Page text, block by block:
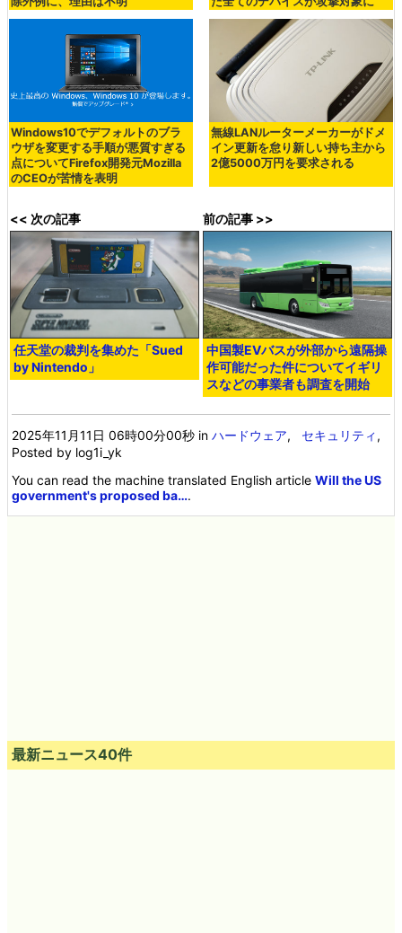
Windows10でデフォルトのブラ
ウザを変更する手順が悪質すぎる
点についてFirefox開発元Mozilla
のCEOが苦情を表明
無線LANルーターメーカーがドメ
イン更新を怠り新しい持ち主から
2億5000万円を要求される
<< 次の記事
任天堂の裁判を集めた「Sued
by Nintendo」
前の記事 >>
中国製EVバスが外部から遠隔操
作可能だった件についてイギリ
スなどの事業者も調査を開始
2025年11月11日 06時00分00秒 inハードウェア, セキュリティ ,
Posted by log1i_yk
You can read the machine translated English articleWill the US
government's proposed ba….
最新ニュース40件